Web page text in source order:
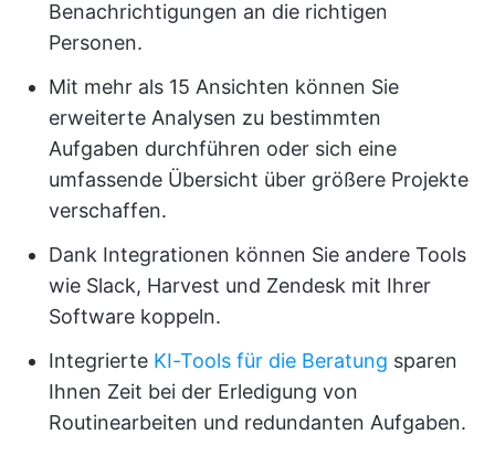
Benachrichtigungen an die richtigen
Personen.
Mit mehr als 15 Ansichten können Sie
erweiterte Analysen zu bestimmten
Aufgaben durchführen oder sich eine
umfassende Übersicht über größere Projekte
verschaffen.
Dank Integrationen können Sie andere Tools
wie Slack, Harvest und Zendesk mit Ihrer
Software koppeln.
Integrierte KI-Tools für die Beratung sparen
Ihnen Zeit bei der Erledigung von
Routinearbeiten und redundanten Aufgaben.